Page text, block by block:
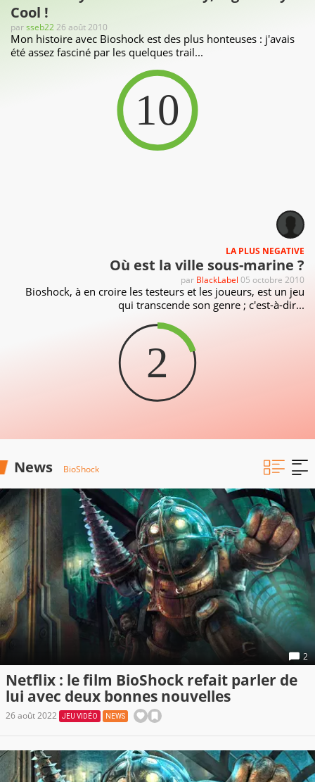
Cool !
parsseb2226 août 2010
Mon histoire avec Bioshock est des plus honteuses : j'avais
été assez fasciné par les quelques trail...
10
LA PLUS NEGATIVE
Où est la ville sous-marine ?
par BlackLabel 05 octobre 2010
Bioshock, à en croire les testeurs et les joueurs, est un jeu
qui transcende son genre ; c'est-à-dir...
2
News BioShock
2
Netflix : le film BioShock refait parler de
lui avec deux bonnes nouvelles
26 août 2022 JEU VIDÉO NEWS